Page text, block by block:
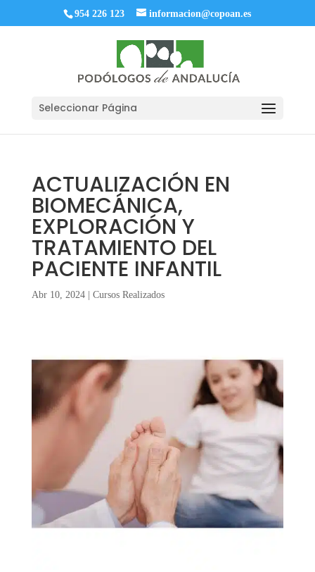
954 226 123 informacion@copoan.es
Seleccionar Página
ACTUALIZACIÓN EN
BIOMECÁNICA,
EXPLORACIÓN Y
TRATAMIENTO DEL
PACIENTE INFANTIL
Abr 10, 2024| Cursos Realizados